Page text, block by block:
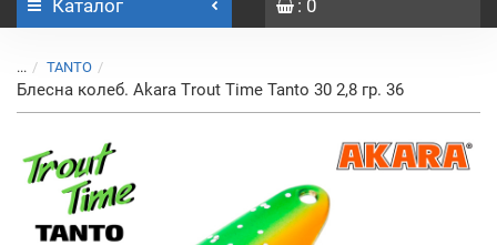
Каталог : 0
... TANTO
Блесна колеб. Akara Trout Time Tanto 30 2,8 гр. 36